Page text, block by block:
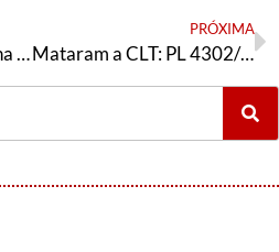
Golpes na América Latina ontem e hoje
PRÓXIMA
Mataram a CLT: PL 4302/98 da terceirização